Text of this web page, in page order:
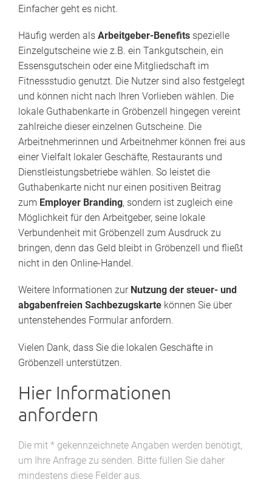
Einfacher geht es nicht.
Häufig werden als Arbeitgeber-Benefits spezielle
Einzelgutscheine wie z.B. ein Tankgutschein, ein
Essensgutschein oder eine Mitgliedschaft im
Fitnessstudio genutzt. Die Nutzer sind also festgelegt
und können nicht nach Ihren Vorlieben wählen. Die
lokale Guthabenkarte in Gröbenzell hingegen vereint
zahlreiche dieser einzelnen Gutscheine. Die
Arbeitnehmerinnen und Arbeitnehmer können frei aus
einer Vielfalt lokaler Geschäfte, Restaurants und
Dienstleistungsbetriebe wählen. So leistet die
Guthabenkarte nicht nur einen positiven Beitrag
zum Employer Branding, sondern ist zugleich eine
Möglichkeit für den Arbeitgeber, seine lokale
Verbundenheit mit Gröbenzell zum Ausdruck zu
bringen, denn das Geld bleibt in Gröbenzell und fließt
nicht in den Online-Handel.
Weitere Informationen zur Nutzung der steuer- und
abgabenfreien Sachbezugskarte können Sie über
untenstehendes Formular anfordern.
Vielen Dank, dass Sie die lokalen Geschäfte in
Gröbenzell unterstützen.
Hier Informationen
anfordern
Die mit * gekennzeichnete Angaben werden benötigt,
um Ihre Anfrage zu senden. Bitte füllen Sie daher
mindestens diese Felder aus.